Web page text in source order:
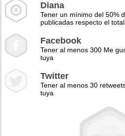
Diana
Tener un mínimo del 50%
publicadas respecto el
Facebook
Tener al menos 300 Me
tuya
Twitter
Tener al menos 30
tuya